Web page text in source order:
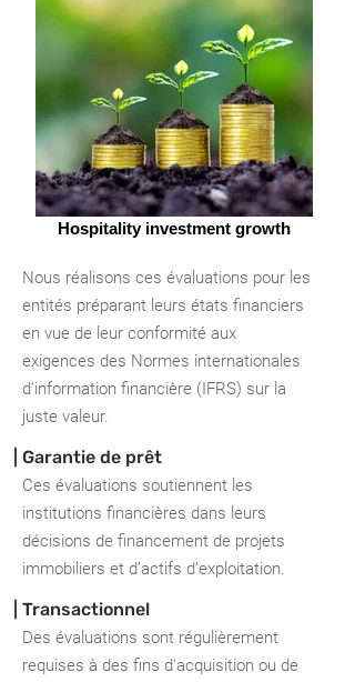
Hospitality investment growth
Nous réalisons ces évaluations pour les
entités préparant leurs états financiers
en vue de leur conformité aux
exigences des Normes internationales
d'information financière (IFRS) sur la
juste valeur.
| Garantie de prêt
Ces évaluations soutiennent les
institutions financières dans leurs
décisions de financement de projets
immobiliers et d’actifs d’exploitation.
| Transactionnel
Des évaluations sont régulièrement
requises à des fins d'acquisition ou de